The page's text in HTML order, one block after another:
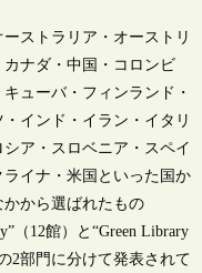
ストラリア・オーストリ
ナダ・中国・コロンビ
ューバ・フィンランド・
インド・イラン・イタリ
ア・スロベニア・スペイ
ライナ・米国といった国か
かから選ばれたもの
（12館）と“Green Library
2部門に分けて発表されて